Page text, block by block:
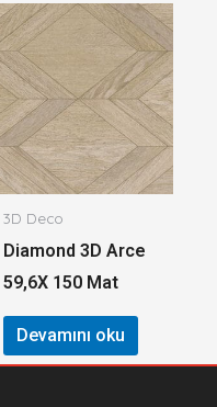
3D Deco
Diamond 3D Arce
59,6X 150 Mat
Devamını oku